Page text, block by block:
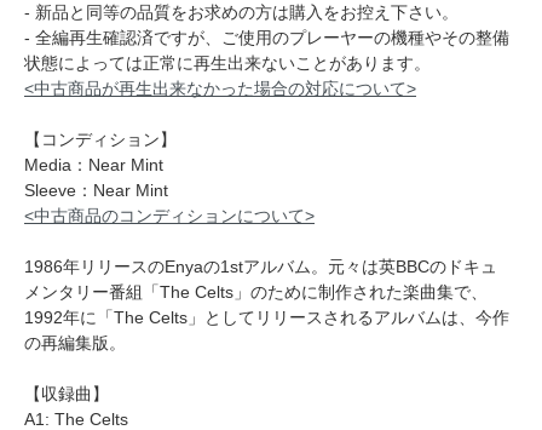
- 新品と同等の品質をお求めの方は購入をお控え下さい。
- 全編再生確認済ですが、ご使用のプレーヤーの機種やその整備
状態によっては正常に再生出来ないことがあります。
<中古商品が再生出来なかった場合の対応について>
【コンディション】
Media：Near Mint
Sleeve：Near Mint
<中古商品のコンディションについて>
1986年リリースのEnyaの1stアルバム。元々は英BBCのドキュ
メンタリー番組「The Celts」のために制作された楽曲集で、
1992年に「The Celts」としてリリースされるアルバムは、今作
の再編集版。
【収録曲】
A1: The Celts